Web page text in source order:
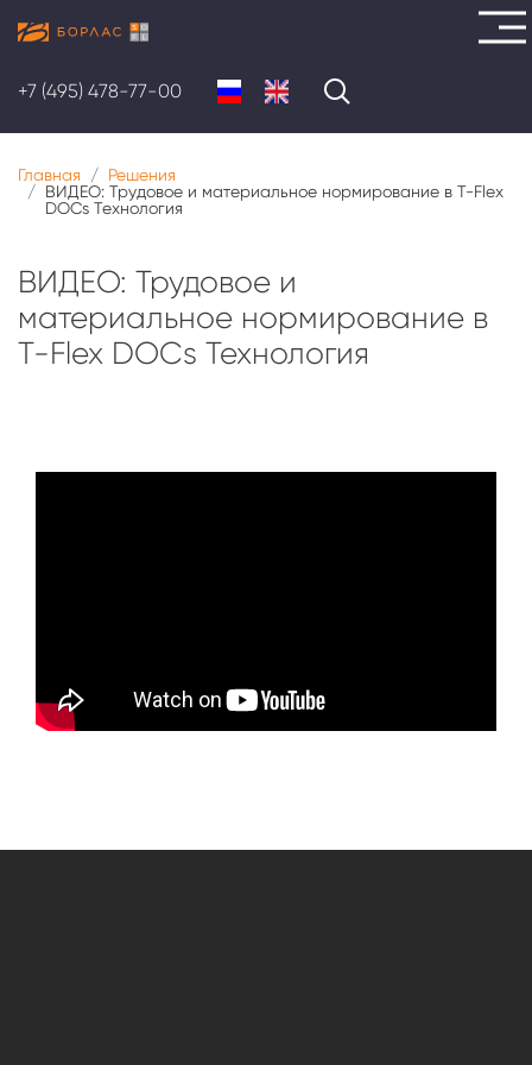
основному
содержанию
+7 (495) 478-77-00
Главная
Решения
ВИДЕО: Трудовое и материальное нормирование в T-Flex
DOCs Технология
ВИДЕО: Трудовое и
материальное нормирование в
T-Flex DOCs Технология